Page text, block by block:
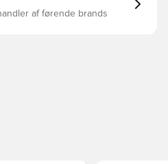
af førende brands